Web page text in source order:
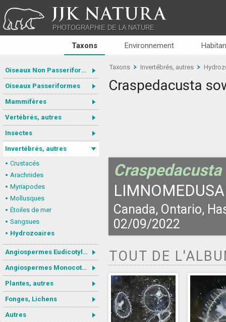
JJK NATURA
PHOTOGRAPHIE DE LA NATURE
Taxons Environnement
Oiseaux Non Passeriformes
Oiseaux Passeriformes
Mammifères
Vertébrés, autres
Insectes
Invertébrés, autres
Crustacés
Arachnides
Myriapodes
Mollusques
Étoiles de mer
Sangsues
Hydrozoaires
Angiospermes Eudicotylédones
Angiospermes Monocotylédones
Plantes, autres
Fonges, Lichens
Autres
Taxons Invertébrés, autres
Craspedacusta
Canada, Ontario,
02/09/2022
TOUT DE